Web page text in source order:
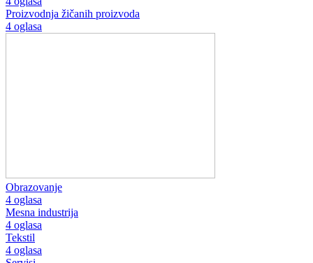
Proizvodnja žičanih proizvoda
4 oglasa
Obrazovanje
4 oglasa
Mesna industrija
4 oglasa
Tekstil
4 oglasa